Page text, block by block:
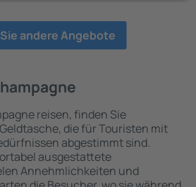
andere Angebote
reisen, finden Sie
die für Touristen mit
abgestimmt sind.
ausgestattete
Annehmlichkeiten und